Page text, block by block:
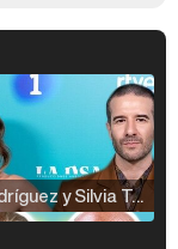
Raúl Rodríguez y Silvia Taulés nos cuentan su papel en 'La familia de la tele'